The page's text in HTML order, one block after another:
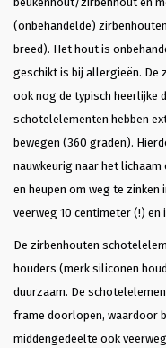
(onbehandelde)
breed). Het hout is
geschikt is bij allergieën. De
ook nog de typisch heerlijke
schotelelementen hebben
bewegen (360 graden).
nauwkeurig naar het
en heupen om weg te zinken
veerweg 10 centimeter (!) en
De zirbenhouten
houders (merk siliconen
duurzaam. De
frame doorlopen, waardoor
middengedeelte ook